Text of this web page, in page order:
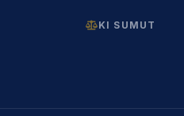
KI SUMUT